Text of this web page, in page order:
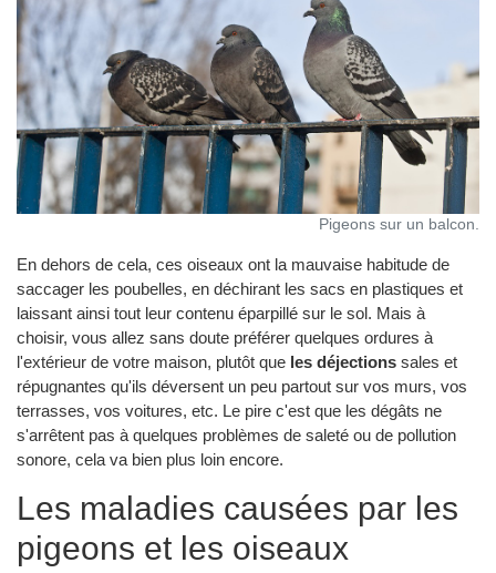
Pigeons sur un balcon.
En dehors de cela, ces oiseaux ont la mauvaise habitude de
saccager les poubelles, en déchirant les sacs en plastiques et
laissant ainsi tout leur contenu éparpillé sur le sol. Mais à
choisir, vous allez sans doute préférer quelques ordures à
l'extérieur de votre maison, plutôt que les déjections sales et
répugnantes qu'ils déversent un peu partout sur vos murs, vos
terrasses, vos voitures, etc. Le pire c'est que les dégâts ne
s'arrêtent pas à quelques problèmes de saleté ou de pollution
sonore, cela va bien plus loin encore.
Les maladies causées par les
pigeons et les oiseaux